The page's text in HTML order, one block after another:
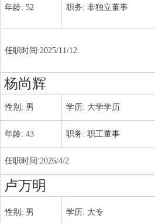
年龄: 52 职务: 非独立董事
任职时间:2025/11/12
杨尚辉
性别: 男 学历: 大学学历
年龄: 43 职务: 职工董事
任职时间:2026/4/2
卢万明
性别: 男 学历: 大专